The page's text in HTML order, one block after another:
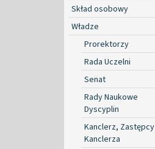
Skład osobowy
Władze
Prorektorzy
Rada Uczelni
Senat
Rady Naukowe
Dyscyplin
Kanclerz, Zastępcy
Kanclerza